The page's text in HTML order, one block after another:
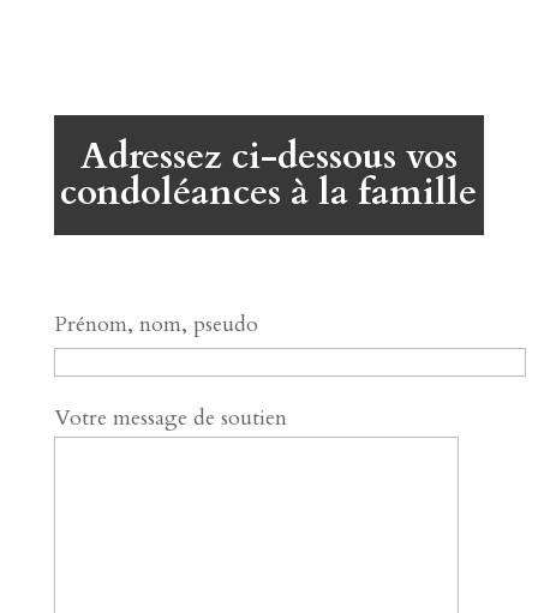
Adressez ci-dessous vos
condoléances à la famille
Prénom, nom, pseudo
Votre message de soutien